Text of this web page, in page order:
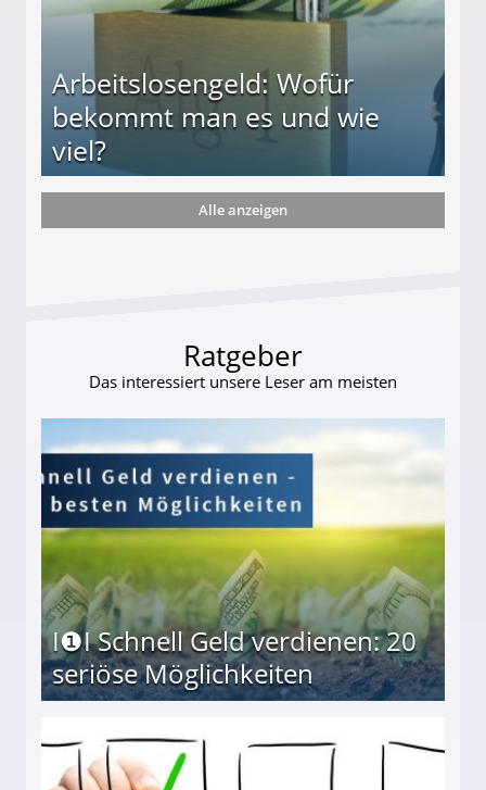
Arbeitslosengeld: Wofür
bekommt man es und wie
viel?
und wie viel?
Alle anzeigen
Ratgeber
Das interessiert unsere Leser am meisten
I❶I Schnell Geld verdienen: 20
seriöse Möglichkeiten